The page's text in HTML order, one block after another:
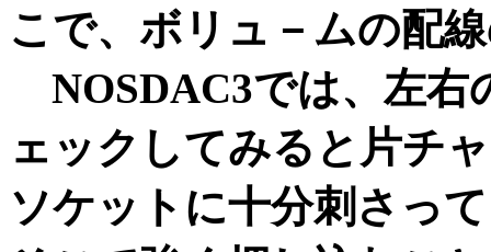
こで、ボリュ－ムの配
NOSDAC3では、左右
ェックしてみると片チ
ソケットに十分刺さっ